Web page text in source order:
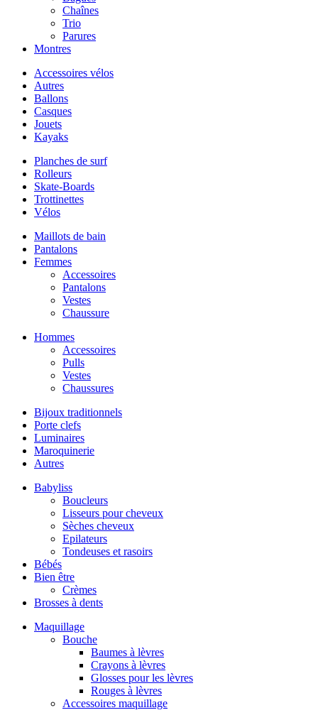
Chaînes
Trio
Parures
Montres
Accessoires vélos
Autres
Ballons
Casques
Jouets
Kayaks
Planches de surf
Rolleurs
Skate-Boards
Trottinettes
Vélos
Maillots de bain
Pantalons
Femmes
Accessoires
Pantalons
Vestes
Chaussure
Hommes
Accessoires
Pulls
Vestes
Chaussures
Bijoux traditionnels
Porte clefs
Luminaires
Maroquinerie
Autres
Babyliss
Boucleurs
Lisseurs pour cheveux
Sèches cheveux
Epilateurs
Tondeuses et rasoirs
Bébés
Bien être
Crèmes
Brosses à dents
Maquillage
Bouche
Baumes à lèvres
Crayons à lèvres
Glosses pour les lèvres
Rouges à lèvres
Accessoires maquillage